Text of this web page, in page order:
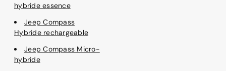
hybride essence
Jeep Compass
Hybride rechargeable
Jeep Compass Micro-
hybride